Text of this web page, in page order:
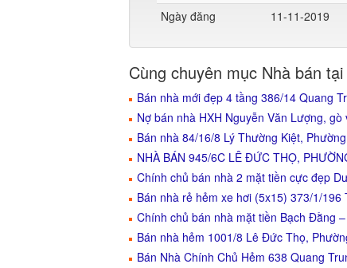
Ngày đăng
11-11-2019
Cùng chuyên mục Nhà bán
Bán nhà mới đẹp 4 tầng 386/14 Quang
Nợ bán nhà HXH Nguyễn Văn Lượng,
Bán nhà 84/16/8 Lý Thường Kiệt,
NHÀ BÁN 945/6C LÊ ĐỨC THỌ,
Chính chủ bán nhà 2 mặt tiền cực đẹp
Bán nhà rẻ hẻm xe hơi (5x15) 373/1/
Chính chủ bán nhà mặt tiền Bạch Đằng
Bán nhà hẻm 1001/8 Lê Đức Thọ,
Bán Nhà Chính Chủ Hẻm 638 Quang